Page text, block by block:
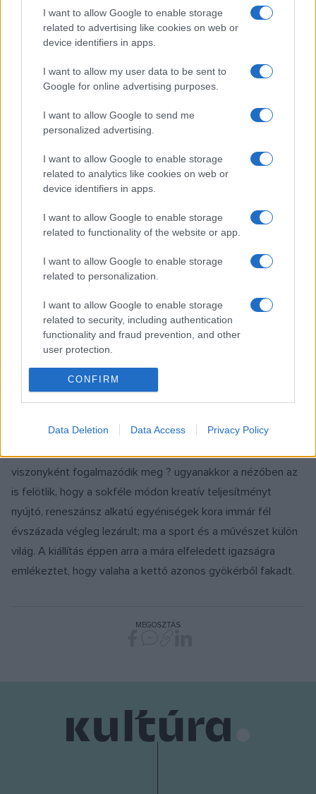
I want to allow Google to enable storage
related to advertising like cookies on web or
device identifiers in apps.
I want to allow my user data to be sent to
Google for online advertising purposes.
I want to allow Google to send me
personalized advertising.
I want to allow Google to enable storage
related to analytics like cookies on web or
device identifiers in apps.
I want to allow Google to enable storage
related to functionality of the website or app.
I want to allow Google to enable storage
related to personalization.
I want to allow Google to enable storage
related to security, including authentication
functionality and fraud prevention, and other
user protection.
CONFIRM
Data Deletion Data Access Privacy Policy
mozgásokra, hol a tiszta esztétikumra helyezi a hangsúlyt, a
műtárgyak sorrendjében így nem mindig azonos
mint hiány.
A sportágak szerinti csoportosítás sem mindig logikus, de a
normatív szabályok megtörése izgalmas áthallásokat hoz,
szabálytalan, váratlan szépségek bukkannak föl. Vaszary
János görög atlétákról készült vázlatrajzai például egy
teremben szerepelnek Kohán György keményebb stílusú, az
50-es évekből származó nyomataival és
Szatmári
Gergelynek a vívókról készült legújabb fotósorozatával.
Vasarely és Egry József, Szőnyi István, Herman Lipót és
Molnár C. Pál művei, Kisfaludi Stróbl Zsigmond, Telcs Ede
versenyérméi, A. Tóth Sándor ésKemény György
mellett ott szerepelnek az élsportolók gyakran nem
mindennapi művészeti teljesítményei: a korcsolyázóként,
evezősként és focistaként egyaránt legendás Manno
tornászként szereplő Gellért Imre festménye. Általuk
művészet és sport kapcsolata kétoldalú, kölcsönös
viszonyként fogalmazódik meg ? ugyanakkor a nézőben az
is felötlik, hogy a sokféle módon kreatív teljesítményt
nyújtó, reneszánsz alkatú egyéniségek kora immár fél
évszázada végleg lezárult; ma a sport és a művészet külön
világ. A kiállítás éppen arra a mára elfeledett igazságra
emlékeztet, hogy valaha a kettő azonos gyökérből fakadt.
MEGOSZTÁS